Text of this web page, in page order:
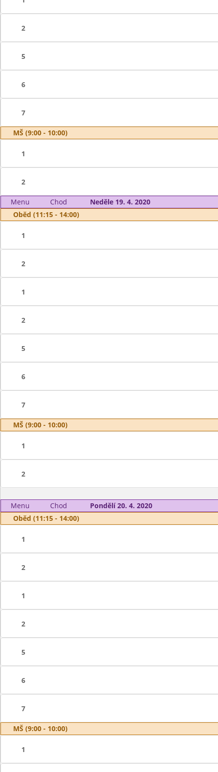
2
5
6
7
MŠ (9:00 - 10:00)
1
2
Menu Chod
Neděle 19. 4. 2020
Oběd (11:15 - 14:00)
1
2
1
2
5
6
7
MŠ (9:00 - 10:00)
1
2
Menu Chod
Pondělí 20. 4. 2020
Oběd (11:15 - 14:00)
1
2
1
2
5
6
7
MŠ (9:00 - 10:00)
1